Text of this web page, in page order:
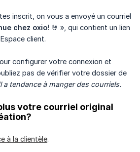
inscrit, on vous a envoyé un courriel
chez oxio! 🤘 », qui contient un lien
client.
configurer votre connexion et
pas de vérifier votre dossier de
a tendance à manger des courriels.
votre courriel original
à la clientèle.